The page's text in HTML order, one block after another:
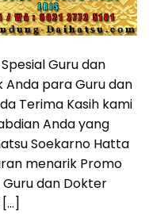
Guru dan
Anda para Guru dan
Terima Kasih kami
Anda yang
Soekarno Hatta
menarik Promo
Guru dan Dokter